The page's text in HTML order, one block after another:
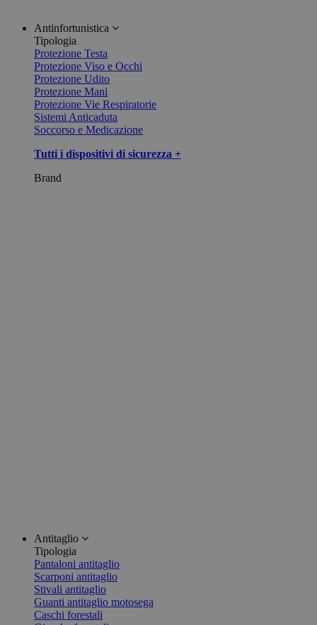
Antinfortunistica
Tipologia
Protezione Testa
Protezione Viso e Occhi
Protezione Udito
Protezione Mani
Protezione Vie Respiratorie
Sistemi Anticaduta
Soccorso e Medicazione
Tutti i dispositivi di sicurezza +
Brand
Antitaglio
Tipologia
Pantaloni antitaglio
Scarponi antitaglio
Stivali antitaglio
Guanti antitaglio motosega
Caschi forestali